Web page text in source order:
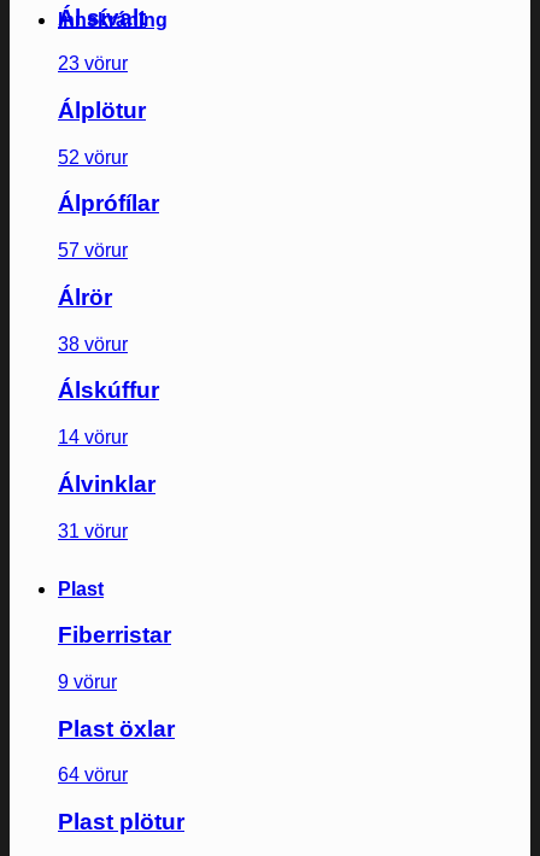
Innskráning
Ál sívalt
23 vörur
Álplötur
52 vörur
Álprófílar
57 vörur
Álrör
38 vörur
Álskúffur
14 vörur
Álvinklar
31 vörur
Plast
Fiberristar
9 vörur
Plast öxlar
64 vörur
Plast plötur